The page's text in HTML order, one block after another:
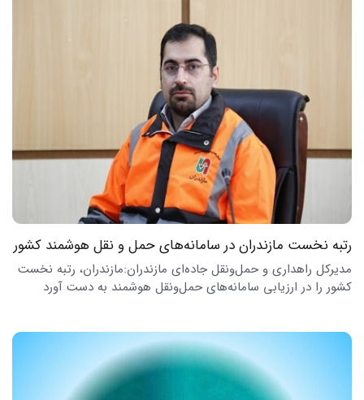
رتبه نخست مازندران در سامانه‌های حمل و نقل هوشمند کشور
مدیرکل راهداری و حمل‌ونقل جاده‌ای مازندران:مازندران، رتبه نخست
کشور را در ارزیابی سامانه‌های حمل‌ونقل هوشمند به دست آورد